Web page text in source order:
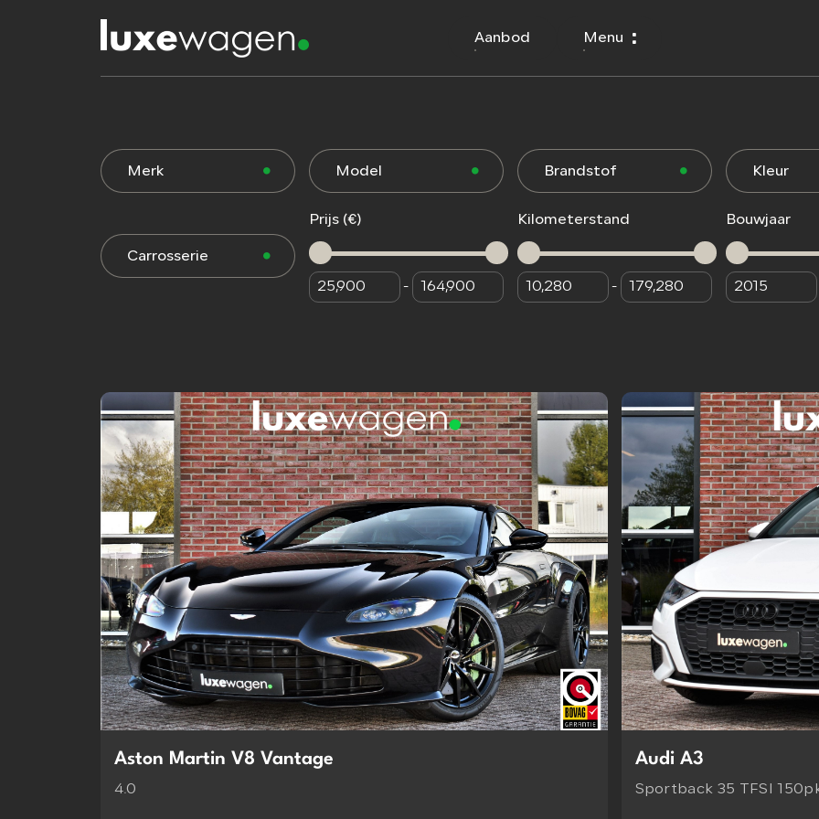
Aanbod Menu
Merk Model Brandstof Kleur
Carrosserie
Prijs (€)
-
Kilometerstand
-
Bouwjaar
Aston Martin V8 Vantage
4.0
Audi A3
Sportback 35 TFSI